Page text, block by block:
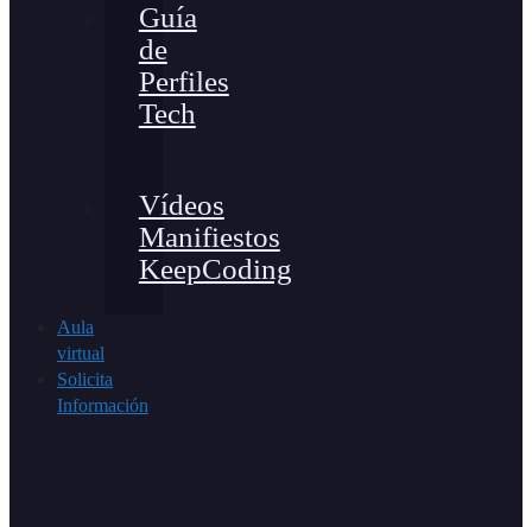
Guía
de
Perfiles
Tech
Vídeos
Manifiestos
KeepCoding
Aula
virtual
Solicita
Información